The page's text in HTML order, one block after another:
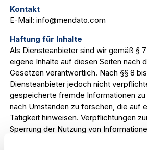
Kontakt
E-Mail: info@mendato.com
Haftung für Inhalte
Als Diensteanbieter sind wir gemäß §
eigene Inhalte auf diesen Seiten nach
Gesetzen verantwortlich. Nach §§ 8
Diensteanbieter jedoch nicht
gespeicherte fremde Informationen
nach Umständen zu forschen, die auf
Tätigkeit hinweisen. Verpflichtungen
Sperrung der Nutzung von
allgemeinen Gesetzen bleiben hiervon